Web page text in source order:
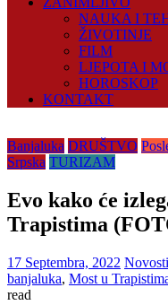
NAUKA I
ŽIVOTINJE
FILM
LJEPOTA I
HOROSKOP
KONTAKT
Banjaluka DRUŠTVO
Srpska TURIZAM
Evo kako će
Trapistima
17 Septembra, 2022
banjaluka, Most u
read